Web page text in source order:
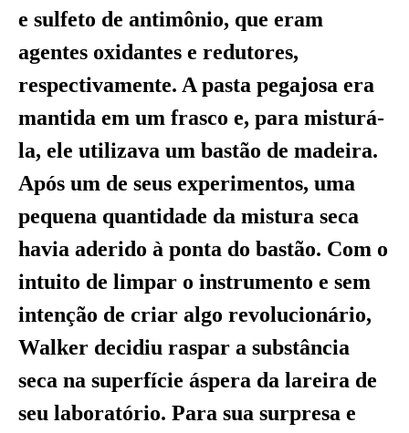
e sulfeto de antimônio, que eram
agentes oxidantes e redutores,
respectivamente. A pasta pegajosa era
mantida em um frasco e, para misturá-
la, ele utilizava um bastão de madeira.
Após um de seus experimentos, uma
pequena quantidade da mistura seca
havia aderido à ponta do bastão. Com o
intuito de limpar o instrumento e sem
intenção de criar algo revolucionário,
Walker decidiu raspar a substância
seca na superfície áspera da lareira de
seu laboratório. Para sua surpresa e